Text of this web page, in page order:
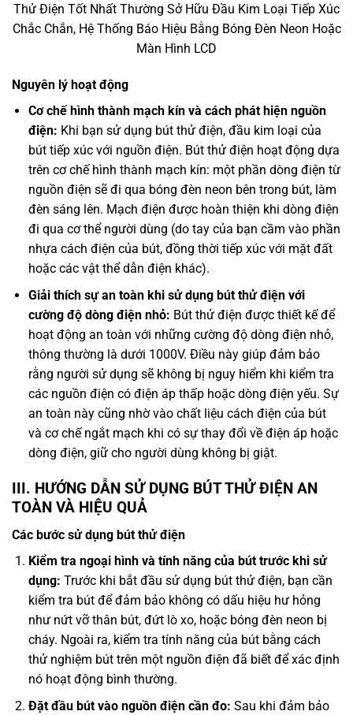
Thử Điện Tốt Nhất Thường Sở Hữu Đầu Kim Loại Tiếp Xúc
Chắc Chắn, Hệ Thống Báo Hiệu Bằng Bóng Đèn Neon Hoặc
Màn Hình LCD
Nguyên lý hoạt động
Cơ chế hình thành mạch kín và cách phát hiện nguồn
điện: Khi bạn sử dụng bút thử điện, đầu kim loại của
bút tiếp xúc với nguồn điện. Bút thử điện hoạt động dựa
trên cơ chế hình thành mạch kín: một phần dòng điện từ
nguồn điện sẽ đi qua bóng đèn neon bên trong bút, làm
đèn sáng lên. Mạch điện được hoàn thiện khi dòng điện
đi qua cơ thể người dùng (do tay của bạn cầm vào phần
nhựa cách điện của bút, đồng thời tiếp xúc với mặt đất
hoặc các vật thể dẫn điện khác).
Giải thích sự an toàn khi sử dụng bút thử điện với
cường độ dòng điện nhỏ: Bút thử điện được thiết kế để
hoạt động an toàn với những cường độ dòng điện nhỏ,
thông thường là dưới 1000V. Điều này giúp đảm bảo
rằng người sử dụng sẽ không bị nguy hiểm khi kiểm tra
các nguồn điện có điện áp thấp hoặc dòng điện yếu. Sự
an toàn này cũng nhờ vào chất liệu cách điện của bút
và cơ chế ngắt mạch khi có sự thay đổi về điện áp hoặc
dòng điện, giữ cho người dùng không bị giật.
III. HƯỚNG DẪN SỬ DỤNG BÚT THỬ ĐIỆN AN
TOÀN VÀ HIỆU QUẢ
Các bước sử dụng bút thử điện
Kiểm tra ngoại hình và tính năng của bút trước khi sử
dụng: Trước khi bắt đầu sử dụng bút thử điện, bạn cần
kiểm tra bút để đảm bảo không có dấu hiệu hư hỏng
như nứt vỡ thân bút, đứt lò xo, hoặc bóng đèn neon bị
cháy. Ngoài ra, kiểm tra tính năng của bút bằng cách
thử nghiệm bút trên một nguồn điện đã biết để xác định
nó hoạt động bình thường.
Đặt đầu bút vào nguồn điện cần đo: Sau khi đảm bảo